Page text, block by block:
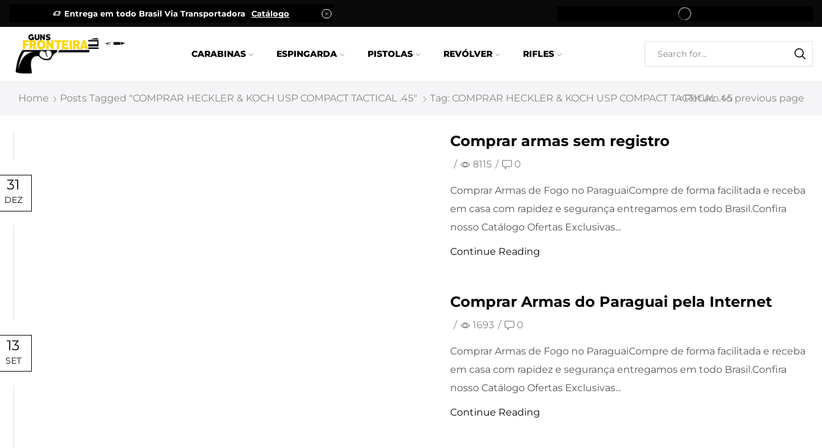
Entrega em todo Brasil Via Transportadora Catálogo
CARABINAS ESPINGARDA PISTOLAS REVÓLVER RIFLES
Return to previous page
Home Posts Tagged "COMPRAR HECKLER & KOCH USP COMPACT TACTICAL .45" Tag: COMPRAR HECKLER & KOCH USP COMPACT TACTICAL .45
Comprar armas sem registro
/ 8115 / 0
Comprar Armas de Fogo no ParaguaiCompre de forma facilitada e receba
em casa com rapidez e segurança entregamos em todo Brasil.Confira
nosso Catálogo Ofertas Exclusivas...
Continue Reading
31
DEZ
Comprar Armas do Paraguai pela Internet
/ 1693 / 0
Comprar Armas de Fogo no ParaguaiCompre de forma facilitada e receba
em casa com rapidez e segurança entregamos em todo Brasil.Confira
nosso Catálogo Ofertas Exclusivas...
Continue Reading
13
SET